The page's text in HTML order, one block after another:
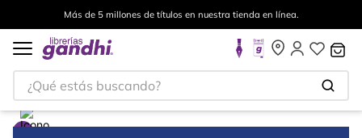
Más de 5 millones de títulos en nuestra tienda en línea.
¿Qué estás buscando?